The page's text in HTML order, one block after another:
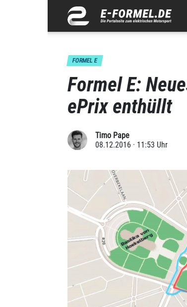
FORMEL E
Formel E:
ePrix enthüllt
Timo Pape
08.12.2016 · 11:53 Uhr